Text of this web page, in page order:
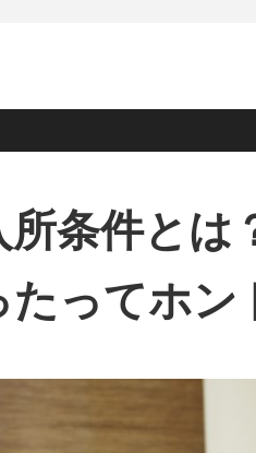
所条件とは
ってホン